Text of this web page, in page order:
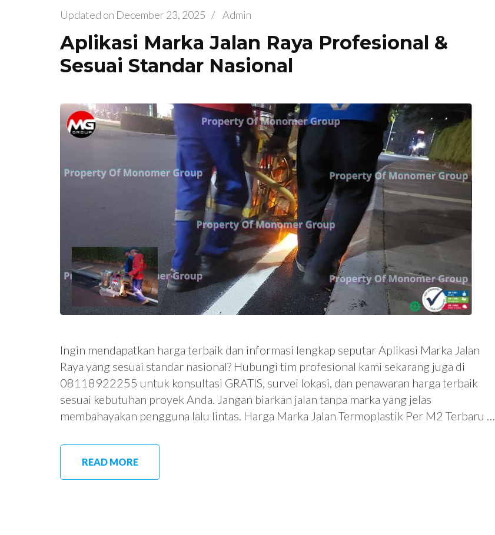
Updated on December 23, 2025 / Admin
Aplikasi Marka Jalan Raya Profesional &
Sesuai Standar Nasional
Ingin mendapatkan harga terbaik dan informasi lengkap seputar Aplikasi Marka Jalan
Raya yang sesuai standar nasional? Hubungi tim profesional kami sekarang juga di
08118922255 untuk konsultasi GRATIS, survei lokasi, dan penawaran harga terbaik
sesuai kebutuhan proyek Anda. Jangan biarkan jalan tanpa marka yang jelas
membahayakan pengguna lalu lintas. Harga Marka Jalan Termoplastik Per M2 Terbaru …
READ MORE